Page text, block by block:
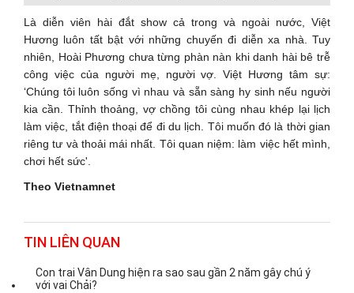
Là diễn viên hài đắt show cả trong và ngoài nước, Việt
Hương luôn tất bật với những chuyến đi diễn xa nhà. Tuy
nhiên, Hoài Phương chưa từng phàn nàn khi danh hài bê trễ
công việc của người mẹ, người vợ. Việt Hương tâm sự:
‘Chúng tôi luôn sống vì nhau và sẵn sàng hy sinh nếu người
kia cần. Thỉnh thoảng, vợ chồng tôi cùng nhau khép lại lịch
làm việc, tắt điện thoại để đi du lịch. Tôi muốn đó là thời gian
riêng tư và thoải mái nhất. Tôi quan niệm: làm việc hết mình,
chơi hết sức'.
Theo Vietnamnet
TIN LIÊN QUAN
Con trai Vân Dung hiện ra sao sau gần 2 năm gây chú ý
với vai Chải?